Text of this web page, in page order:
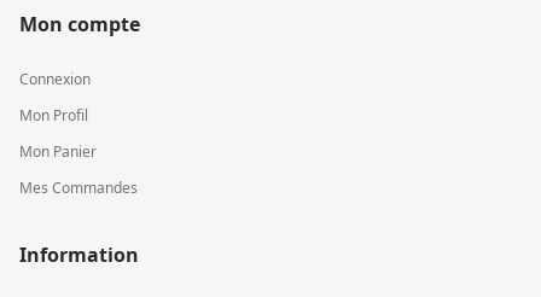
Mon compte
Connexion
Mon Profil
Mon Panier
Mes Commandes
Information